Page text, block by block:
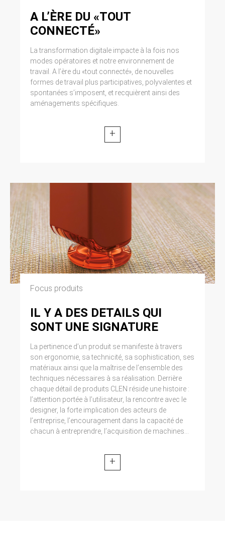
A L’ÈRE DU «TOUT
CONNECTÉ»
La transformation digitale impacte à la fois nos
modes opératoires et notre environnement de
travail. A l’ère du «tout connecté», de nouvelles
formes de travail plus participatives, polyvalentes et
spontanées s’imposent, et recquièrent ainsi des
aménagements spécifiques.
+
Focus produits
IL Y A DES DETAILS QUI
SONT UNE SIGNATURE
La pertinence d’un produit se manifeste à travers
son ergonomie, sa technicité, sa sophistication, ses
matériaux ainsi que la maîtrise de l’ensemble des
techniques nécessaires à sa réalisation. Derrière
chaque détail de produits CLEN réside une histoire :
l’attention portée à l’utilisateur, la rencontre avec le
designer, la forte implication des acteurs de
l’entreprise, l’encouragement dans la capacité de
chacun à entreprendre, l’acquisition de machines...
+